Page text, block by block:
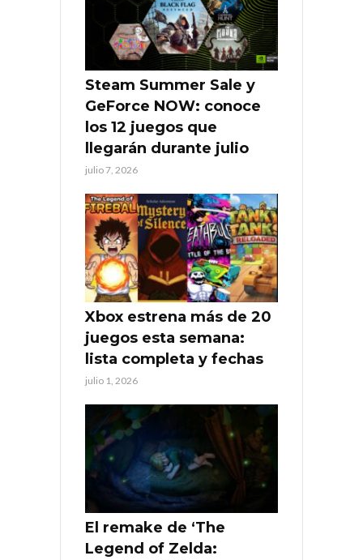
Steam Summer Sale y
GeForce NOW: conoce
los 12 juegos que
llegarán durante julio
julio 7, 2026
Xbox estrena más de 20
juegos esta semana:
lista completa y fechas
julio 1, 2026
El remake de ‘The
Legend of Zelda: